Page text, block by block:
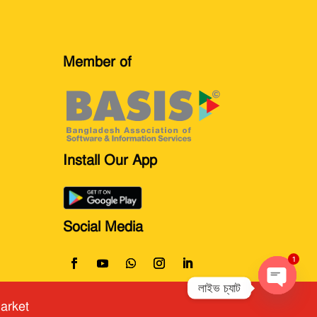
Member of
Install Our App
Social Media
লাইভ চ্যাট